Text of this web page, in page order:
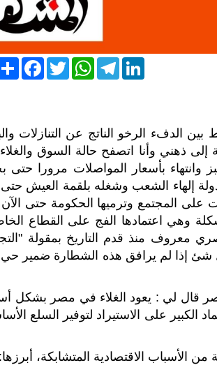
S
h
a
F
a
c
o
k
T
w
i
W
h
a
p
p
T
e
l
m
L
i
n
I
n
الدفء الرخو الناتج عن التنازلات
إلى ذهني وأنا اتصفح حالة السوق
بأسعار المواصلات مرورا حتى
إلهاء الشعب وشغله بلقمة العيش
على المجتمع وترميها الحكومة حتى
وهي اعتمادها الفج على القطاع
معروف منذ قدم التاريخ بمقولة
شئ إذا لم يرافق هذه الشطارة ضمير حي
لي : يعود الغلاء في مصر بشكل
الكبير على الاستيراد لتوفير السلع
الأسباب الاقتصادية المتشابكة، أبرزها: